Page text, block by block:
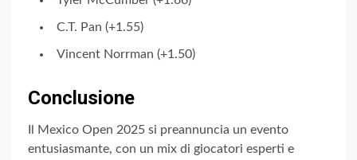
C.T. Pan (+1.55)
Vincent Norrman (+1.50)
Conclusione
Il Mexico Open 2025 si preannuncia un evento
entusiasmante, con un mix di giocatori esperti e